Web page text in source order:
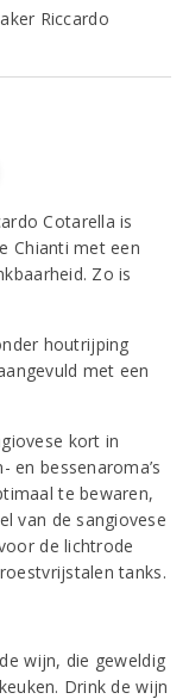
Riccardo
Cotarella is
Chianti met een
Zo is
houtrijping
met een
kort in
en bessenaroma’s
te bewaren,
van de sangiovese
de lichtrode
tanks.
wijn, die geweldig
Drink de wijn